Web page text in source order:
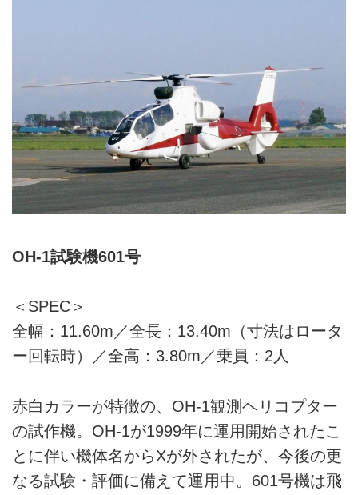
OH-1試験機601号
＜SPEC＞
全幅：11.60m／全長：13.40m（寸法はロータ
ー回転時）／全高：3.80m／乗員：2人
赤白カラーが特徴の、OH-1観測ヘリコプター
の試作機。OH-1が1999年に運用開始されたこ
とに伴い機体名からXが外されたが、今後の更
なる試験・評価に備えて運用中。601号機は飛